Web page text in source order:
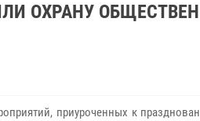
ОХРАНУ
приуроченных к